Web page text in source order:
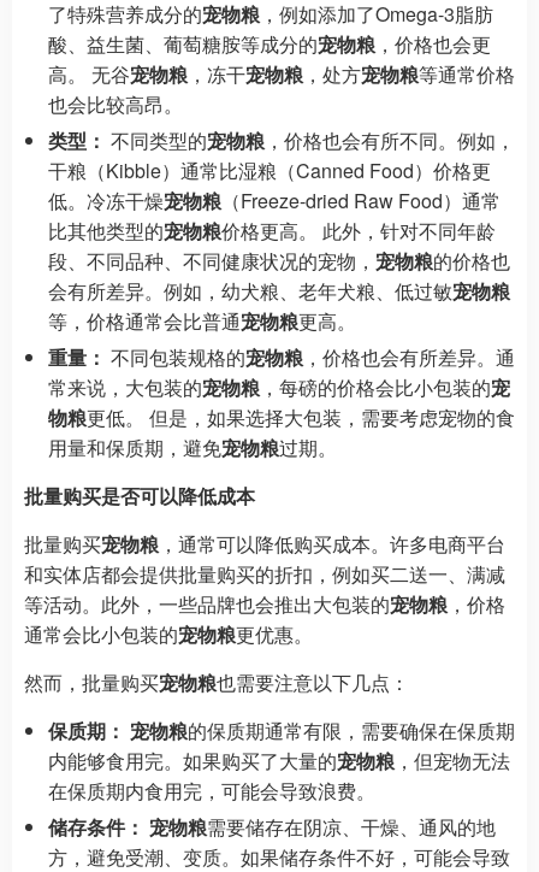
了特殊营养成分的宠物粮 ，例如添加了Omega-3脂肪
酸、益生菌、葡萄糖胺等成分的宠物粮 ，价格也会更
高。 无谷宠物粮 ，冻干宠物粮 ，处方宠物粮等通常价格
也会比较高昂。
类型： 不同类型的宠物粮 ，价格也会有所不同。例如，
干粮（Kibble）通常比湿粮（Canned Food）价格更
低。冷冻干燥宠物粮 （Freeze-dried Raw Food）通常
比其他类型的宠物粮价格更高。 此外，针对不同年龄
段、不同品种、不同健康状况的宠物， 宠物粮的价格也
会有所差异。例如，幼犬粮、老年犬粮、低过敏宠物粮
等，价格通常会比普通宠物粮更高。
重量： 不同包装规格的宠物粮 ，价格也会有所差异。通
常来说，大包装的宠物粮 ，每磅的价格会比小包装的宠
物粮更低。 但是，如果选择大包装，需要考虑宠物的食
用量和保质期，避免宠物粮过期。
批量购买是否可以降低成本
批量购买宠物粮 ，通常可以降低购买成本。许多电商平台
和实体店都会提供批量购买的折扣，例如买二送一、满减
等活动。此外，一些品牌也会推出大包装的宠物粮 ，价格
通常会比小包装的宠物粮更优惠。
然而，批量购买宠物粮也需要注意以下几点：
保质期： 宠物粮的保质期通常有限，需要确保在保质期
内能够食用完。如果购买了大量的宠物粮 ，但宠物无法
在保质期内食用完，可能会导致浪费。
储存条件： 宠物粮需要储存在阴凉、干燥、通风的地
方，避免受潮、变质。如果储存条件不好，可能会导致